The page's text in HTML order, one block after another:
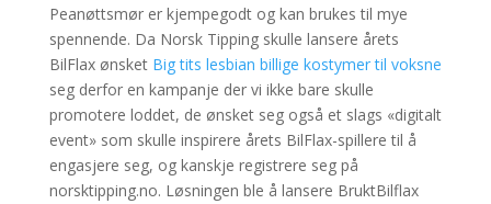
Peanøttsmør er kjempegodt og kan brukes til mye
spennende. Da Norsk Tipping skulle lansere årets
BilFlax ønsket Big tits lesbian billige kostymer til voksne
seg derfor en kampanje der vi ikke bare skulle
promotere loddet, de ønsket seg også et slags «digitalt
event» som skulle inspirere årets BilFlax-spillere til å
engasjere seg, og kanskje registrere seg på
norsktipping.no. Løsningen ble å lansere BruktBilflax